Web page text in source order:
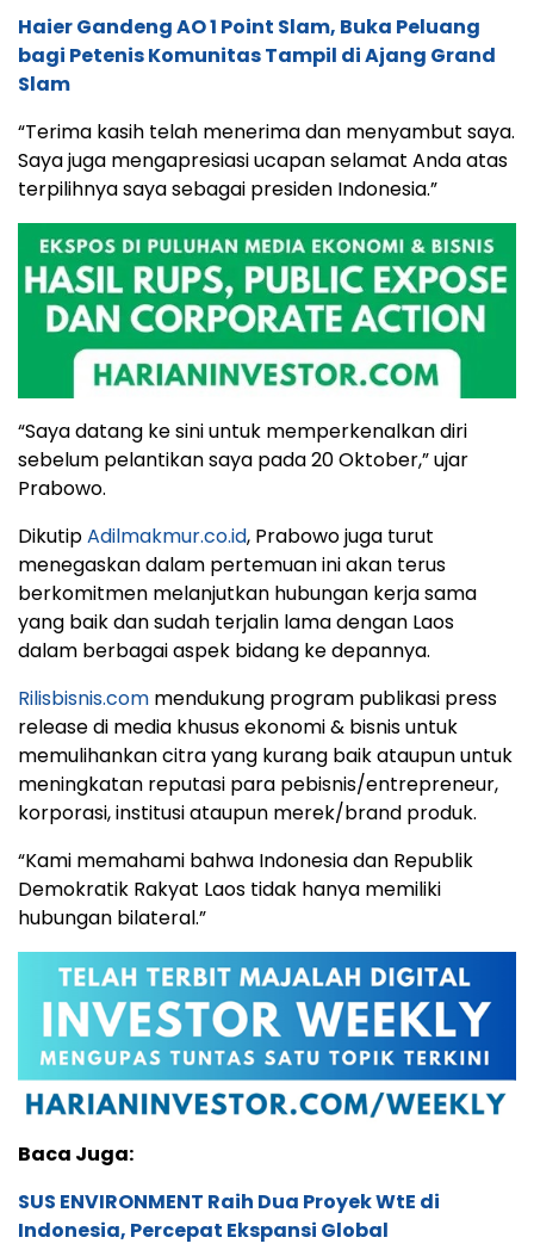
Haier Gandeng AO 1 Point Slam, Buka Peluang
bagi Petenis Komunitas Tampil di Ajang Grand
Slam
“Terima kasih telah menerima dan menyambut saya.
Saya juga mengapresiasi ucapan selamat Anda atas
terpilihnya saya sebagai presiden Indonesia.”
“Saya datang ke sini untuk memperkenalkan diri
sebelum pelantikan saya pada 20 Oktober,” ujar
Prabowo.
DikutipAdilmakmur.co.id, Prabowo juga turut
menegaskan dalam pertemuan ini akan terus
berkomitmen melanjutkan hubungan kerja sama
yang baik dan sudah terjalin lama dengan Laos
dalam berbagai aspek bidang ke depannya.
Rilisbisnis.com mendukung program publikasi press
release di media khusus ekonomi & bisnis untuk
memulihankan citra yang kurang baik ataupun untuk
meningkatan reputasi para pebisnis/entrepreneur,
korporasi, institusi ataupun merek/brand produk.
“Kami memahami bahwa Indonesia dan Republik
Demokratik Rakyat Laos tidak hanya memiliki
hubungan bilateral.”
Baca Juga:
SUS ENVIRONMENT Raih Dua Proyek WtE di
Indonesia, Percepat Ekspansi Global